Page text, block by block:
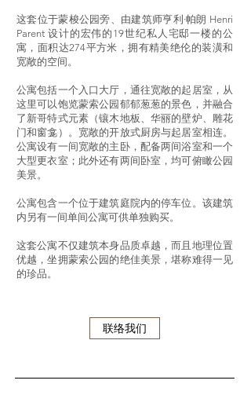
这套位于蒙梭公园旁、由建筑师亨利·帕朗 Henri
Parent 设计的宏伟的19世纪私人宅邸一楼的公
寓，面积达274平方米，拥有精美绝伦的装潢和
宽敞的空间。
公寓包括一个入口大厅，通往宽敞的起居室，从
这里可以饱览蒙索公园郁郁葱葱的景色，并融合
了新哥特式元素（镶木地板、华丽的壁炉、雕花
门和窗龛）。宽敞的开放式厨房与起居室相连。
公寓设有一间宽敞的主卧，配备两间浴室和一个
大型更衣室；此外还有两间卧室，均可俯瞰公园
美景。
公寓包含一个位于建筑庭院内的停车位。该建筑
内另有一间单间公寓可供单独购买。
这套公寓不仅建筑本身品质卓越，而且地理位置
优越，坐拥蒙索公园的绝佳美景，堪称难得一见
的珍品。
联络我们